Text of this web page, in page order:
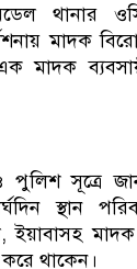
থানার
মাদক
মাদক
পুলিশ সূত্রে
স্থান
ইয়াবাসহ মাদক
থাকেন।